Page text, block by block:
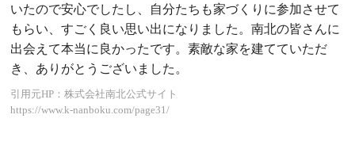
いたので安心でしたし、自分たちも家づくりに参加させて
もらい、すごく良い思い出になりました。南北の皆さんに
出会えて本当に良かったです。素敵な家を建てていただ
き、ありがとうございました。
引用元HP：株式会社南北公式サイト
https://www.k-nanboku.com/page31/